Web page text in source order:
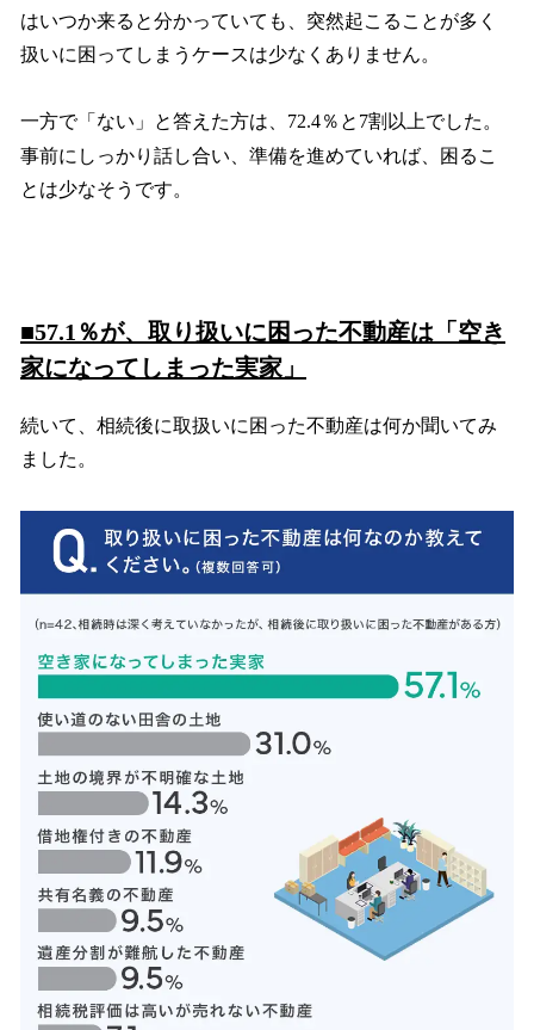
はいつか来ると分かっていても、突然起こることが多く
扱いに困ってしまうケースは少なくありません。
一方で「ない」と答えた方は、72.4％と7割以上でした。
事前にしっかり話し合い、準備を進めていれば、困るこ
とは少なそうです。
■57.1％が、取り扱いに困った不動産は「空き
家になってしまった実家」
続いて、相続後に取扱いに困った不動産は何か聞いてみ
ました。